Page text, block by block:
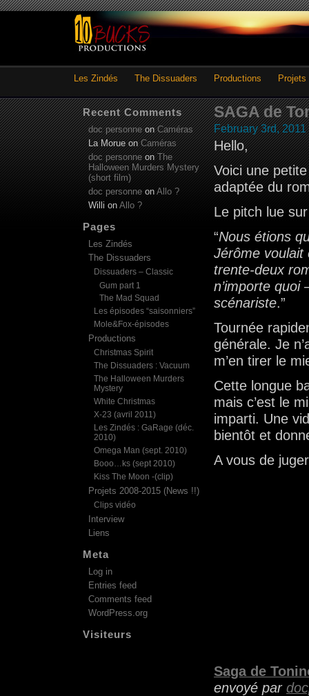
Les Zindés The Dissuaders Productions Projets
SAGA de
February 3rd, 2011
Hello,
Voici une
adaptée du
Le pitch lue
“Nous étions
Jérôme voulait
trente-deux
n’importe quoi
scénariste.”
Tournée
générale. Je
m’en tirer le
Cette longue
mais c’est le
imparti. Une
bientôt et
A vous de
Saga de
envoyé par
Recent Comments
doc personneonCaméras
La MorueonCaméras
doc personneonThe
Halloween Murders Mystery
(short film)
doc personne on Allo ?
Willi on Allo ?
Pages
Les Zindés
The Dissuaders
Dissuaders – Classic
Gum part 1
The Mad Squad
Les épisodes “saisonniers”
Mole&Fox-épisodes
Productions
Christmas Spirit
The Dissuaders : Vacuum
The Halloween Murders
Mystery
White Christmas
X-23 (avril 2011)
Les Zindés : GaRage (déc.
2010)
Omega Man (sept. 2010)
Booo…ks (sept 2010)
Kiss The Moon -(clip)
Projets 2008-2015 (News !!)
Clips vidéo
Interview
Liens
Meta
Log in
Entries feed
Comments feed
WordPress.org
Visiteurs